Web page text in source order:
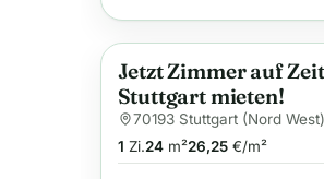
Anzeige
Jetzt Zimmer auf
Stuttgart mieten!
70193 Stuttgart (Nord West)
1 Zi.24m²26,25€/m²